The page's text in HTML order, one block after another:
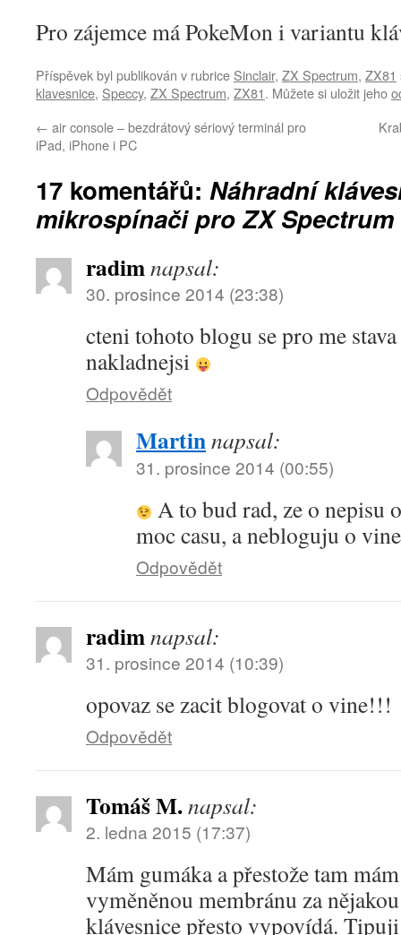
Pro zájemce má PokeMon i variantu
Příspěvek byl publikován v rubrice Sinclair, ZX Spectrum, ZX81
klavesnice, Speccy, ZX Spectrum, ZX81. Můžete si uložit jeho
← air console – bezdrátový sériový terminál pro
iPad, iPhone i PC
17 komentářů: Náhradní
mikrospínači pro ZX Spectrum
radimnapsal:
30. prosince 2014 (23:38)
cteni tohoto blogu se pro me
nakladnejsi
Odpovědět
Martinnapsal:
31. prosince 2014 (00:55)
A to bud rad, ze o nepisu
moc casu, a nebloguju o
Odpovědět
radimnapsal:
31. prosince 2014 (10:39)
opovaz se zacit blogovat o vine!!!
Odpovědět
Tomáš M.napsal:
2. ledna 2015 (17:37)
Mám gumáka a přestože tam
vyměněnou membránu za
klávesnice přesto vypovídá.